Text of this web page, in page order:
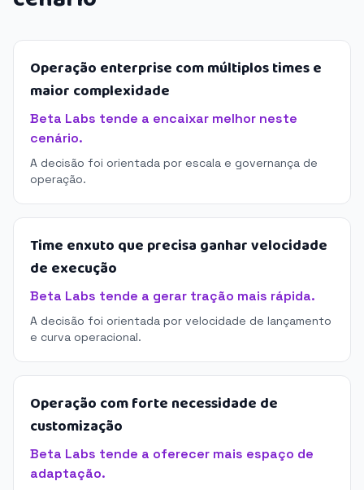
Operação enterprise com múltiplos times e
maior complexidade
Beta Labs tende a encaixar melhor neste
cenário.
A decisão foi orientada por escala e governança de
operação.
Time enxuto que precisa ganhar velocidade
de execução
Beta Labs tende a gerar tração mais rápida.
A decisão foi orientada por velocidade de lançamento
e curva operacional.
Operação com forte necessidade de
customização
Beta Labs tende a oferecer mais espaço de
adaptação.